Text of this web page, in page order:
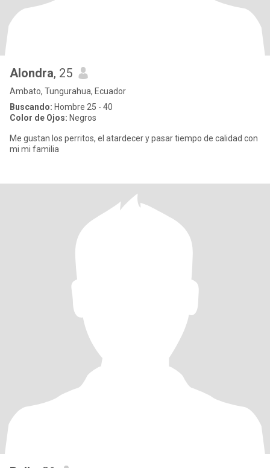
Alondra, 25
Ambato, Tungurahua, Ecuador
Buscando: Hombre 25 - 40
Color de Ojos: Negros
Me gustan los perritos, el atardecer y pasar tiempo de calidad con
mi mi familia